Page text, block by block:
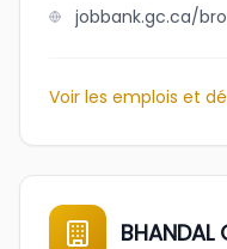
Voir les emplois et
BHANDAL